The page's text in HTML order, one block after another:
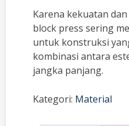
Karena kekuatan
block press sering
untuk konstruksi
kombinasi antara
jangka panjang.
Kategori: Material